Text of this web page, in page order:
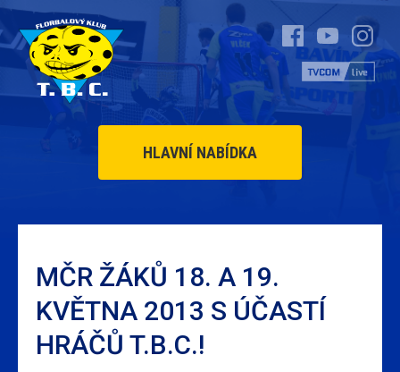
HLAVNÍ NABÍDKA
MČR ŽÁKŮ 18. A 19.
KVĚTNA 2013 S ÚČASTÍ
HRÁČŮ T.B.C.!